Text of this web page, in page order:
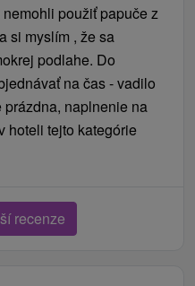
použiť papuče z
si myslím , že sa
podlahe. Do
na čas - vadilo
naplnenie na
hoteli tejto kategórie
recenze